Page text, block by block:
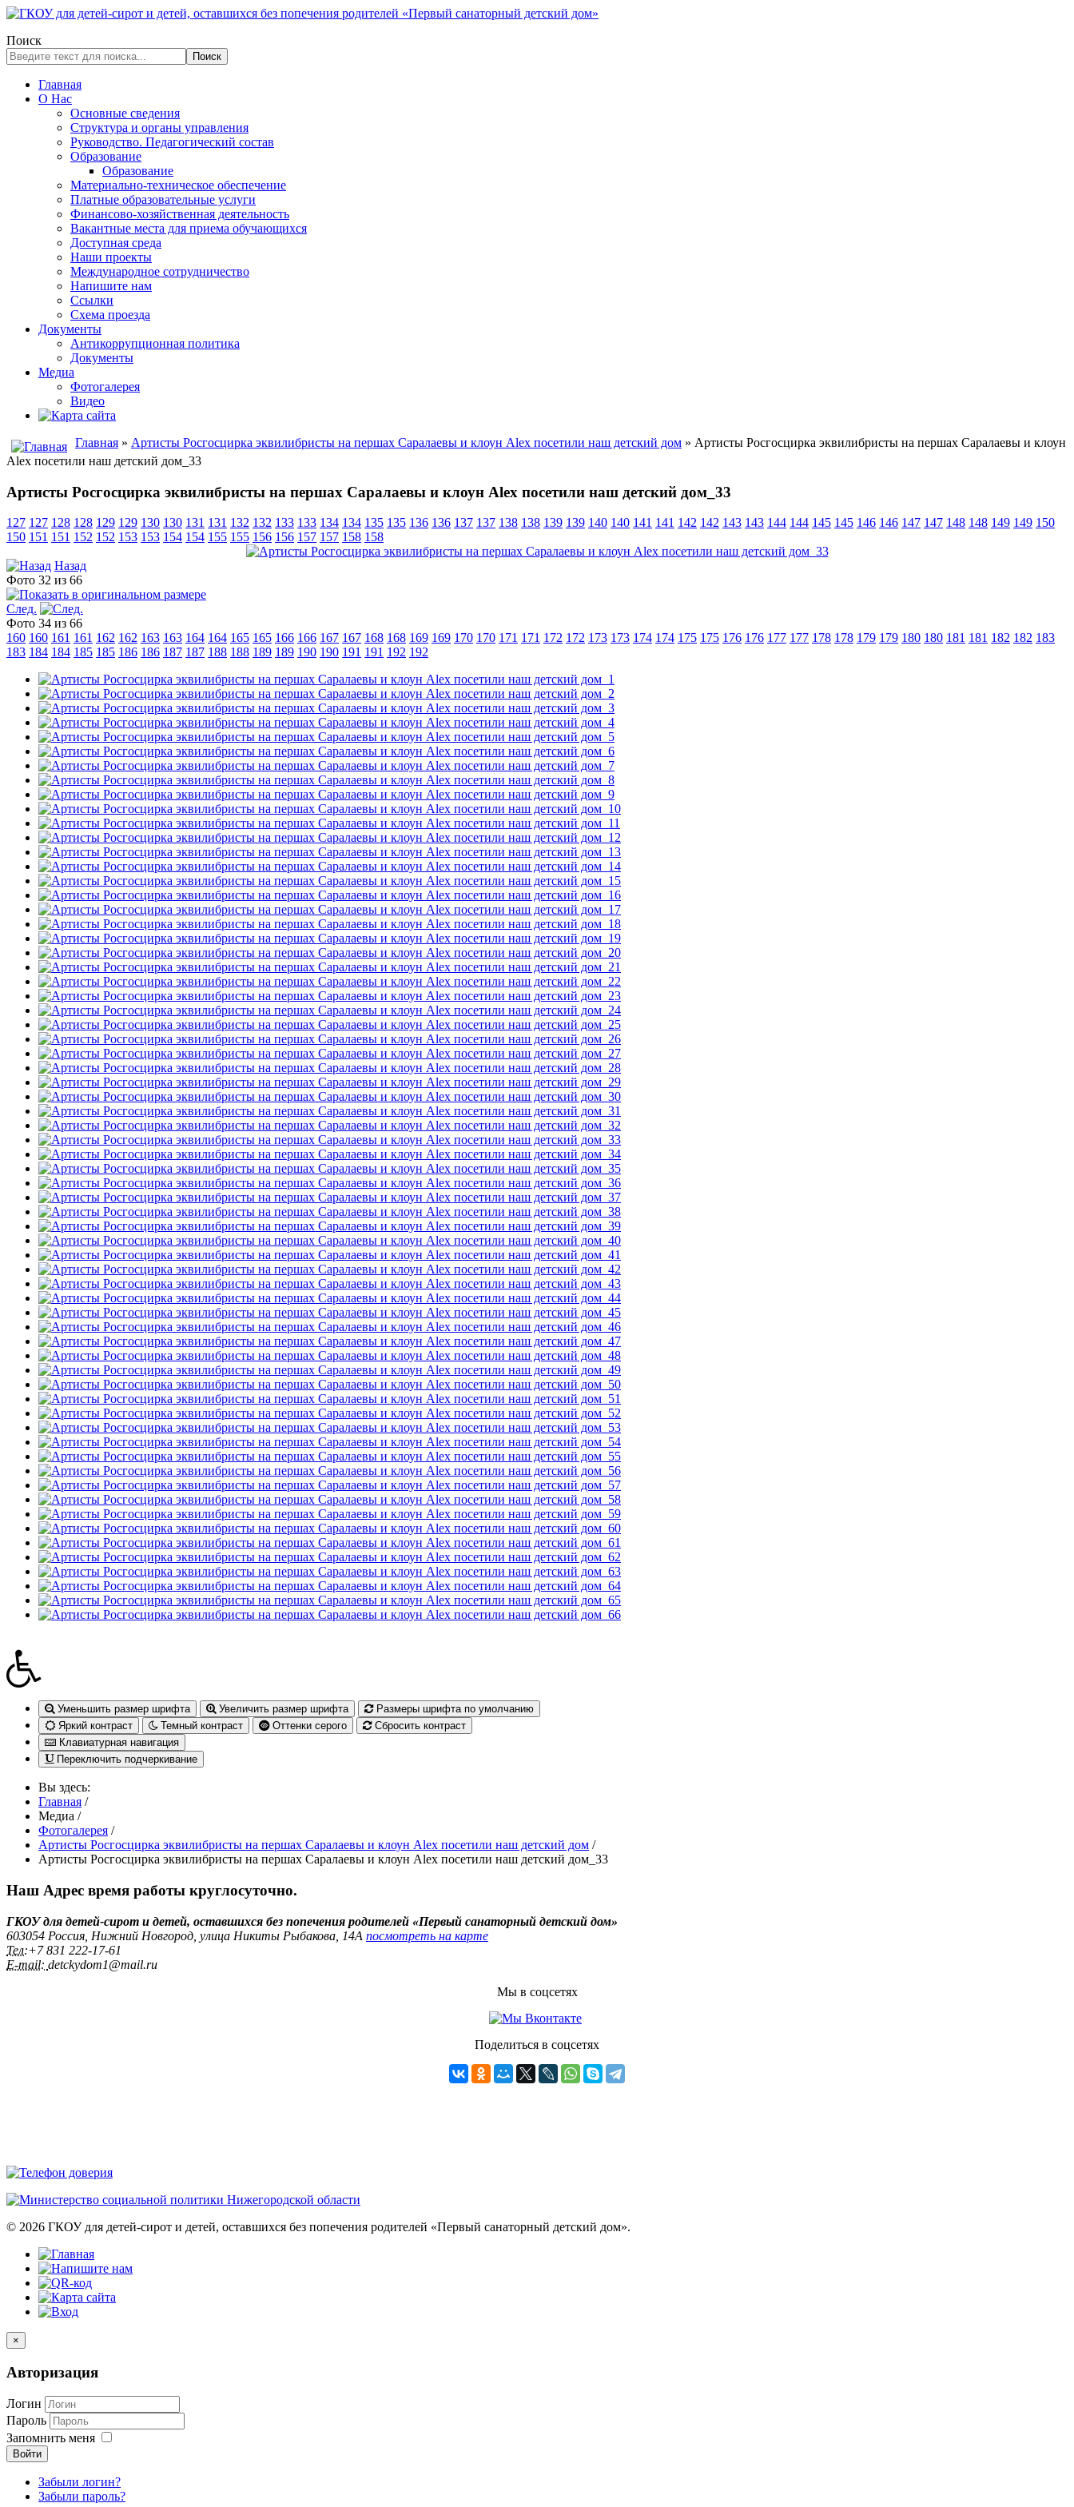
Поиск
Поиск
Главная
О Нас
Основные сведения
Структура и органы управления
Руководство. Педагогический состав
Образование
Образование
Материально-техническое обеспечение
Платные образовательные услуги
Финансово-хозяйственная деятельность
Вакантные места для приема обучающихся
Доступная среда
Наши проекты
Международное сотрудничество
Напишите нам
Ссылки
Схема проезда
Документы
Антикоррупционная политика
Документы
Медиа
Фотогалерея
Видео
Главная » Артисты Росгосцирка эквилибристы на першах Саралаевы и клоун Alex посетили наш детский дом » Артисты Росгосцирка эквилибристы на першах Саралаевы и клоун
Alex посетили наш детский дом_33
Артисты Росгосцирка эквилибристы на першах Саралаевы и клоун Alex посетили наш детский дом_33
127 127 128 128 129 129 130 130 131 131 132 132 133 133 134 134 135 135 136 136 137 137 138 138 139 139 140 140 141 141 142 142 143 143 144 144 145 145 146 146 147 147 148 148 149 149 150
150 151 151 152 152 153 153 154 154 155 155 156 156 157 157 158 158
Назад
Фото 32 из 66
След.
Фото 34 из 66
160 160 161 161 162 162 163 163 164 164 165 165 166 166 167 167 168 168 169 169 170 170 171 171 172 172 173 173 174 174 175 175 176 176 177 177 178 178 179 179 180 180 181 181 182 182 183
183 184 184 185 185 186 186 187 187 188 188 189 189 190 190 191 191 192 192
Уменьшить размер шрифта Увеличить размер шрифта
Размеры шрифта по умолчанию
Яркий контраст
Темный контраст Оттенки серого
Сбросить контраст
Клавиатурная навигация
Переключить подчеркивание
Вы здесь:
Главная /
Медиа /
Фотогалерея /
Артисты Росгосцирка эквилибристы на першах Саралаевы и клоун Alex посетили наш детский дом /
Артисты Росгосцирка эквилибристы на першах Саралаевы и клоун Alex посетили наш детский дом_33
Наш Адрес время работы круглосуточно.
ГКОУ для детей-сирот и детей, оставшихся без попечения родителей «Первый санаторный детский дом»
603054 Россия, Нижний Новгород, улица Никиты Рыбакова, 14А посмотреть на карте
Тел:+7 831 222‑17-61
E-mail: detckydom1@mail.ru
Мы в соцсетях
Поделиться в соцсетях
© 2026 ГКОУ для детей-сирот и детей, оставшихся без попечения родителей «Первый санаторный детский дом».
×
Авторизация
Логин
Пароль
Запомнить меня
Войти
Забыли логин?
Забыли пароль?